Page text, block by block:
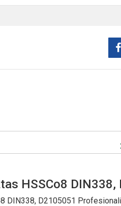
HSSCo8 DIN338,
DIN338, D2105051